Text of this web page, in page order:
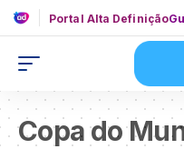
Portal Alta Definição
Copa do